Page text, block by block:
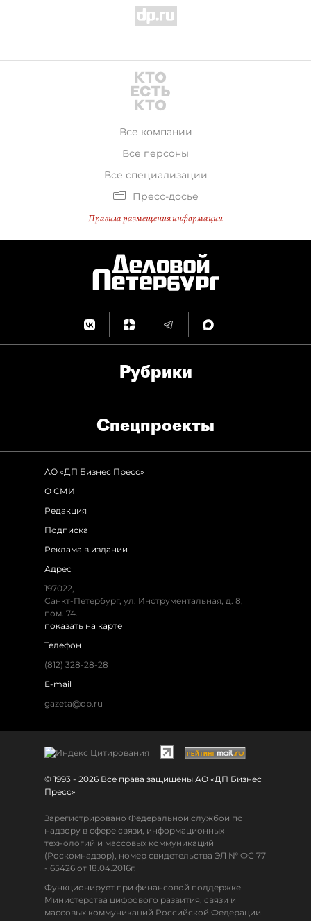
Все компании
Все персоны
Все специализации
Пресс-досье
Правила размещения информации
Рубрики
Спец­проекты
АО «ДП Бизнес Пресс»
О СМИ
Редакция
Подписка
Реклама в издании
Адрес
197022,
Санкт-Петербург, ул. Инструментальная, д. 8,
пом. 74.
показать на карте
Телефон
(812) 328-28-28
E-mail
gazeta@dp.ru
© 1993 - 2026 Все права защищены АО «ДП Бизнес
Пресс»
Зарегистрировано Федеральной службой по
надзору в сфере связи, информационных
технологий и массовых коммуникаций
(Роскомнадзор), номер свидетельства ЭЛ № ФС 77
- 65426 от 18.04.2016г.
Функционирует при финансовой поддержке
Министерства цифрового развития, связи и
массовых коммуникаций Российской Федерации.